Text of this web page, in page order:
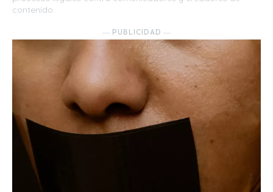
contenido.
― PUBLICIDAD ―